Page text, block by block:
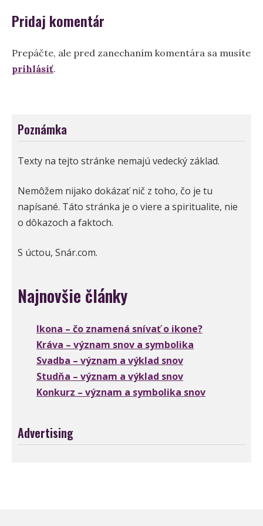
Pridaj komentár
Prepáčte, ale pred zanechaním komentára sa musíte
prihlásiť.
Poznámka
Texty na tejto stránke nemajú vedecký základ.
Nemôžem nijako dokázať nič z toho, čo je tu
napísané. Táto stránka je o viere a spiritualite, nie
o dôkazoch a faktoch.
S úctou, Snár.com.
Najnovšie články
Ikona – čo znamená snívať o ikone?
Kráva – význam snov a symbolika
Svadba – význam a výklad snov
Studňa – význam a výklad snov
Konkurz – význam a symbolika snov
Advertising